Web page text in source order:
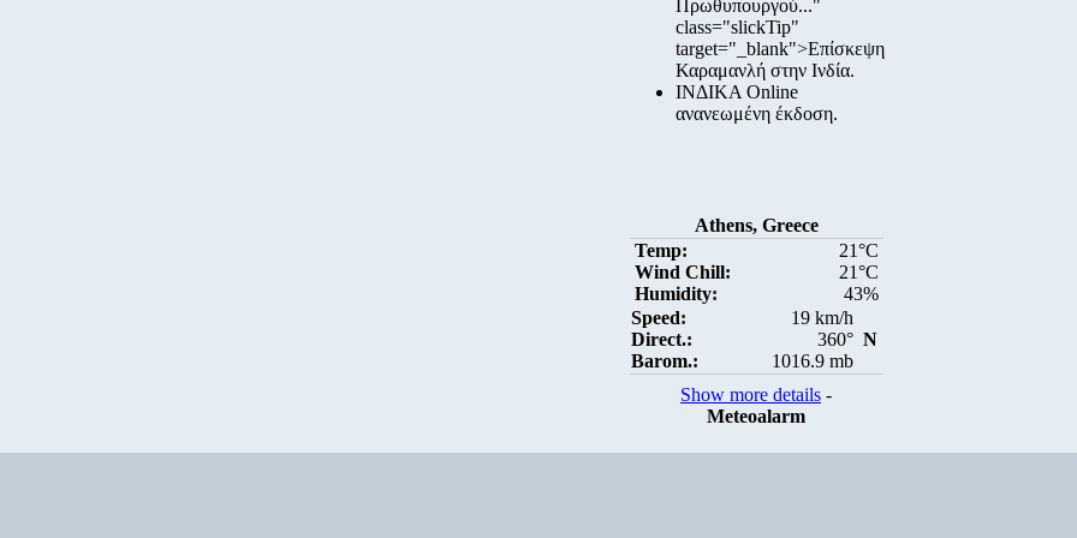
Πρωθυπουργού..."
class="slickTip"
target="_blank">Επίσκεψη
Καραμανλή στην Ινδία.
ΙΝΔΙΚΑ Online
ανανεωμένη έκδοση.
Athens, Greece
Temp:
21°C
Wind Chill:
21°C
Humidity:
43%
Speed:
19 km/h
Direct.:
360°
Barom.:
1016.9 mb
N
Show more details -
Meteoalarm